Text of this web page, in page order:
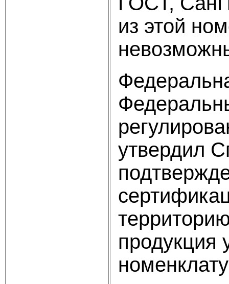
из этой
утвердил
продукция